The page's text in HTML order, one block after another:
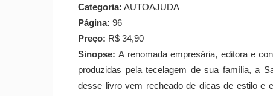
Categoria: AUTOAJUDA
Página: 96
Preço: R$ 34,90
Sinopse: A renomada empresária, editora e
produzidas pela tecelagem de sua família, a
desse livro vem recheado de dicas de estilo e